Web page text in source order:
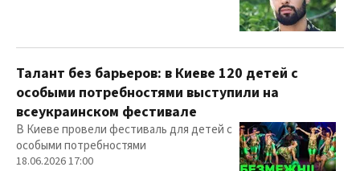
Талант без барьеров: в Киеве 120 детей с
особыми потребностями выступили на
всеукраинском фестивале
В Киеве провели фестиваль для детей с
особыми потребностями
18.06.2026 17:00